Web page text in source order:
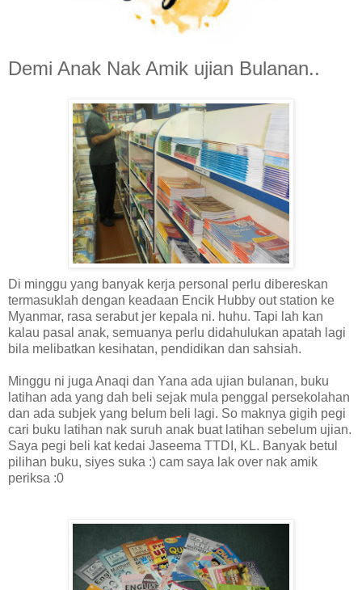
Demi Anak Nak Amik ujian Bulanan..
Di minggu yang banyak kerja personal perlu dibereskan
termasuklah dengan keadaan Encik Hubby out station ke
Myanmar, rasa serabut jer kepala ni. huhu. Tapi lah kan
kalau pasal anak, semuanya perlu didahulukan apatah lagi
bila melibatkan kesihatan, pendidikan dan sahsiah.
Minggu ni juga Anaqi dan Yana ada ujian bulanan, buku
latihan ada yang dah beli sejak mula penggal persekolahan
dan ada subjek yang belum beli lagi. So maknya gigih pegi
cari buku latihan nak suruh anak buat latihan sebelum ujian.
Saya pegi beli kat kedai Jaseema TTDI, KL. Banyak betul
pilihan buku, siyes suka :) cam saya lak over nak amik
periksa :0